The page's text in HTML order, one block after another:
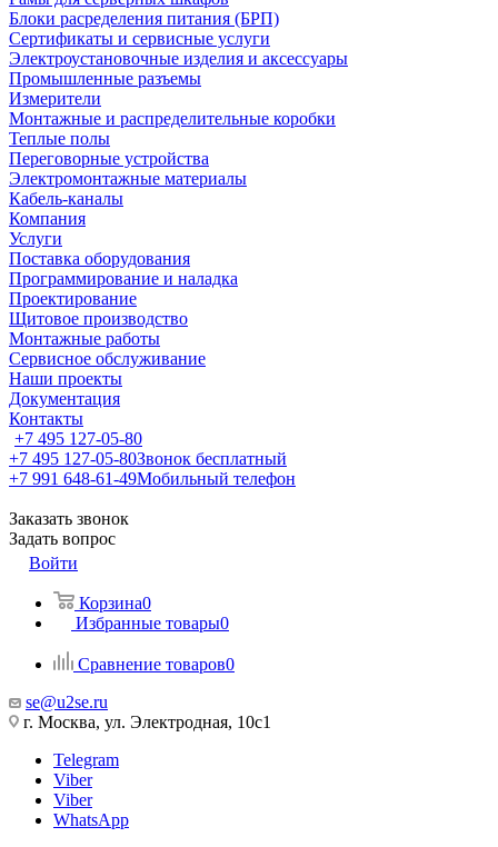
Блоки расределения питания (БРП)
Сертификаты и сервисные услуги
Электроустановочные изделия и аксессуары
Промышленные разъемы
Измерители
Монтажные и распределительные коробки
Теплые полы
Переговорные устройства
Электромонтажные материалы
Кабель-каналы
Компания
Услуги
Поставка оборудования
Программирование и наладка
Проектирование
Щитовое производство
Монтажные работы
Сервисное обслуживание
Наши проекты
Документация
Контакты
+7 495 127-05-80
+7 495 127-05-80Звонок бесплатный
+7 991 648-61-49Мобильный телефон
Заказать звонок
Задать вопрос
Войти
Корзина0
Избранные товары0
Сравнение товаров0
se@u2se.ru
г. Москва, ул. Электродная, 10с1
Telegram
Viber
Viber
WhatsApp